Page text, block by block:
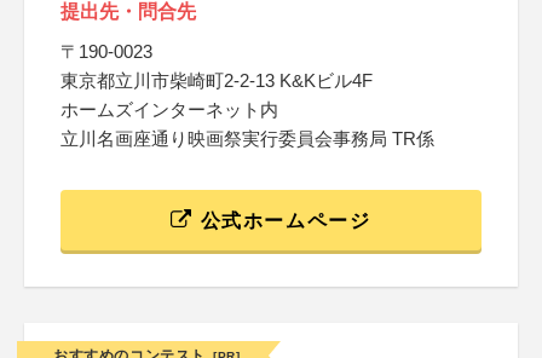
提出先・問合先
〒190-0023
東京都立川市柴崎町2-2-13 K&Kビル4F
ホームズインターネット内
立川名画座通り映画祭実行委員会事務局 TR係
公式ホームページ